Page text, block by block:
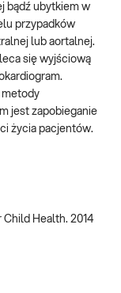
bądź ubytkiem w
przypadków
lub aortalnej.
się wyjściową
metody
jest zapobieganie
życia pacjentów.
Child Health. 2014